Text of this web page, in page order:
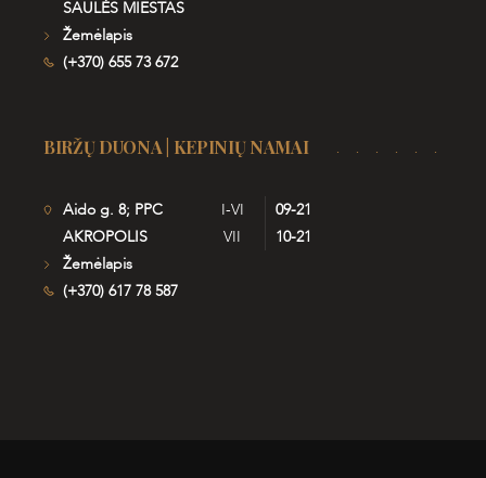
SAULĖS MIESTAS
Žemėlapis
(+370) 655 73 672
BIRŽŲ DUONA | KEPINIŲ NAMAI
Aido g. 8; PPC
AKROPOLIS
Žemėlapis
(+370) 617 78 587
I-VI
09-21
VII
10-21